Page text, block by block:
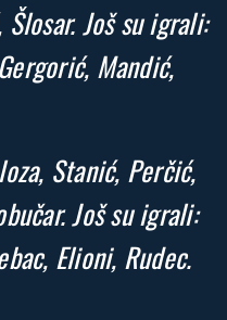
Još su igrali:
Mandić,
Stanić, Perčić,
Još su igrali:
Elioni, Rudec.